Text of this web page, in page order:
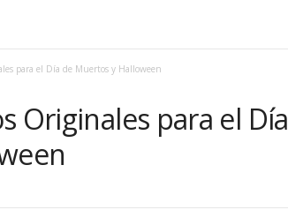
para el Día de Muertos y Halloween
Originales para el Día